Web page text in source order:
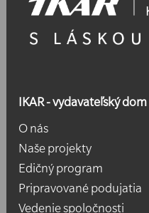
IKAR - vydavateľský dom
O nás
Naše projekty
Edičný program
Pripravované podujatia
Vedenie spoločnosti